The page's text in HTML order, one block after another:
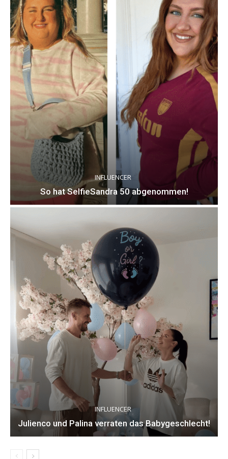
INFLUENCER
So hat SelfieSandra 50 abgenommen!
INFLUENCER
Julienco und Palina verraten das Babygeschlecht!